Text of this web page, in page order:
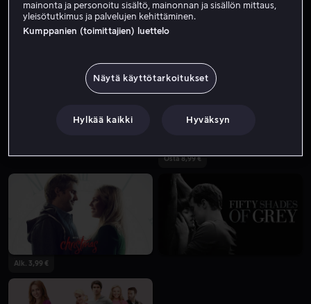
Osta 8,99 €
Alk. 3,99 €
mainonta ja personoitu sisältö, mainonnan ja sisällön mittaus,
yleisötutkimus ja palvelujen kehittäminen.
Kumppanien (toimittajien) luettelo
Näytä käyttötarkoitukset
Hylkää kaikki Hyväksyn